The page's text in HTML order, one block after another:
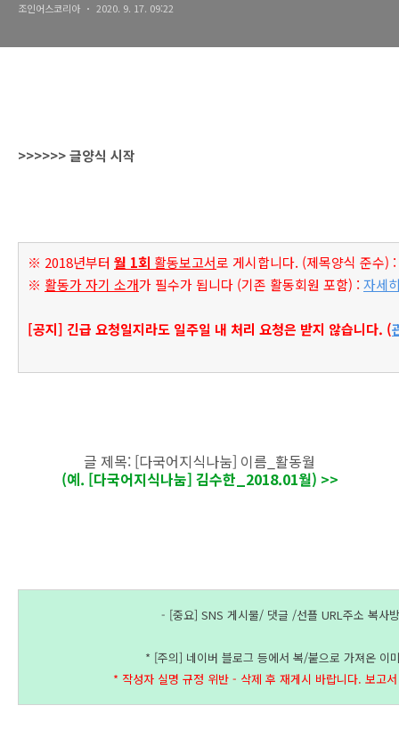
조인어스코리아 2020. 9. 17. 09:22
>>>>>> 글양식 시작
※ 2018년부터 월 1회 활동보고서로 게시합니다. (제목양식 준수) :
※ 활동가 자기 소개가 필수가 됩니다 (기존 활동회원 포함) : 자세
[공지] 긴급 요청일지라도 일주일 내 처리 요청은 받지 않습니다. (
글 제목: [다국어지식나눔] 이름_활동월
(예. [다국어지식나눔] 김수한_2018.01월) >>
- [중요] SNS 게시물/ 댓글 /선플 URL주소 복사
* [주의] 네이버 블로그 등에서 복/붙으로 가져온 이
* 작성자 실명 규정 위반 - 삭제 후 재게시 바랍니다. 보고